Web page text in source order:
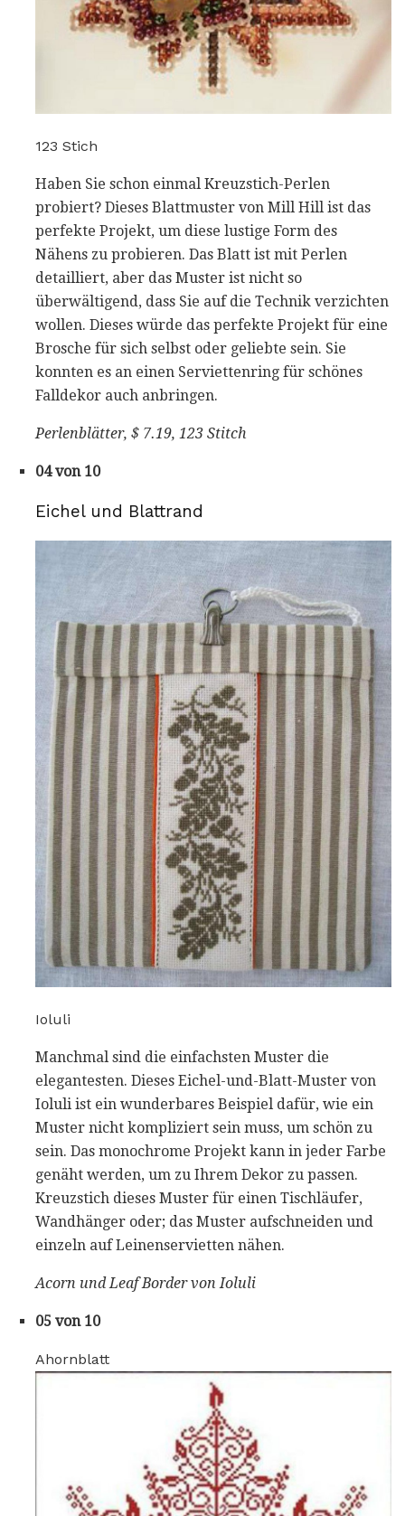
123 Stich
Haben Sie schon einmal Kreuzstich-Perlen
probiert? Dieses Blattmuster von Mill Hill ist das
perfekte Projekt, um diese lustige Form des
Nähens zu probieren. Das Blatt ist mit Perlen
detailliert, aber das Muster ist nicht so
überwältigend, dass Sie auf die Technik verzichten
wollen. Dieses würde das perfekte Projekt für eine
Brosche für sich selbst oder geliebte sein. Sie
konnten es an einen Serviettenring für schönes
Falldekor auch anbringen.
Perlenblätter, $ 7.19, 123 Stitch
04 von 10
Eichel und Blattrand
Ioluli
Manchmal sind die einfachsten Muster die
elegantesten. Dieses Eichel-und-Blatt-Muster von
Ioluli ist ein wunderbares Beispiel dafür, wie ein
Muster nicht kompliziert sein muss, um schön zu
sein. Das monochrome Projekt kann in jeder Farbe
genäht werden, um zu Ihrem Dekor zu passen.
Kreuzstich dieses Muster für einen Tischläufer,
Wandhänger oder; das Muster aufschneiden und
einzeln auf Leinenservietten nähen.
Acorn und Leaf Border von Ioluli
05 von 10
Ahornblatt